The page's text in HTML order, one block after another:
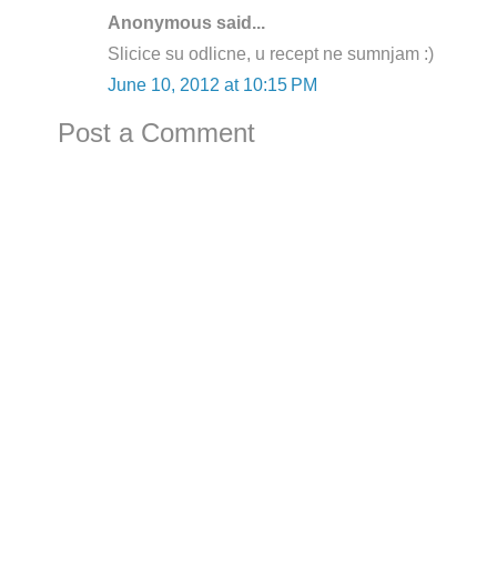
Anonymous said...
Slicice su odlicne, u recept ne sumnjam :)
June 10, 2012 at 10:15 PM
Post a Comment